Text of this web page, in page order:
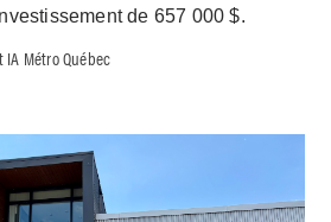
de 657 000 $.
IA Métro Québec